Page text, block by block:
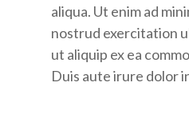
aliqua. Ut enim ad
nostrud exercitation
ut aliquip ex ea
Duis aute irure dolor